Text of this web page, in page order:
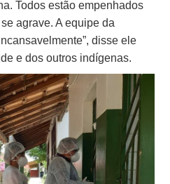
Todos estão empenhados
agrave. A equipe da
disse ele
e dos outros indígenas.